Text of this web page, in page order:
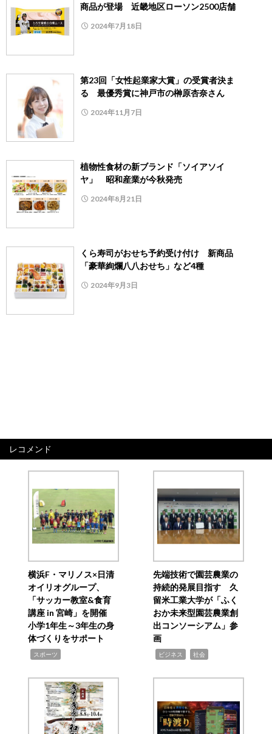
商品が登場 近畿地区ローソン2500店舗
2024年7月18日
第23回「女性起業家大賞」の受賞者決ま
る 最優秀賞に神戸市の榊原杏奈さん
2024年11月7日
植物性食材の新ブランド「ソイアソイ
ヤ」 昭和産業が今秋発売
2024年8月21日
くら寿司がおせち予約受け付け 新商品
「豪華絢爛八八おせち」など4種
2024年9月3日
レコメンド
横浜F・マリノス×日清
オイリオグループ、
「サッカー教室&食育
講座 in 宮崎」を開催
小学1年生～3年生の身
体づくりをサポート
スポーツ
先端技術で園芸農業の
持続的発展目指す 久
留米工業大学が「ふく
おか未来型園芸農業創
出コンソーシアム」参
画
ビジネス 社会